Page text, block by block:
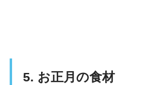
5. お正月の食材